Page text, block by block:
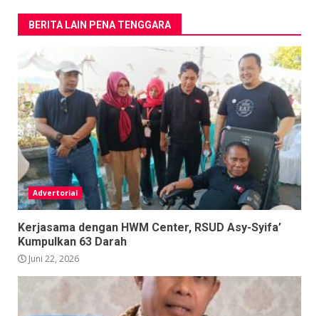
BERITA LAIN PENA TENGGARA
Advertorial
Kerjasama dengan HWM Center, RSUD Asy-Syifa’
Kumpulkan 63 Darah
Juni 22, 2026